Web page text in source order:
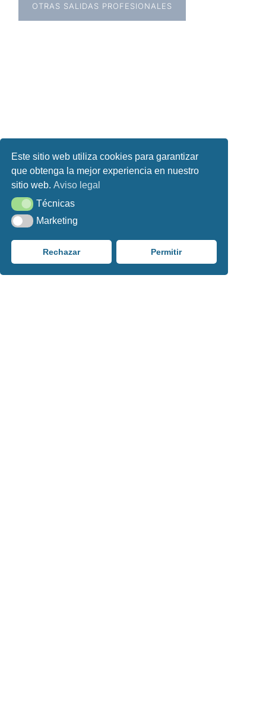
OTRAS SALIDAS PROFESIONALES
Este sitio web utiliza cookies para garantizar
que obtenga la mejor experiencia en nuestro
sitio web.Aviso legal
TécnicasTécnicas
MarketingMarketing
Rechazar Permitir